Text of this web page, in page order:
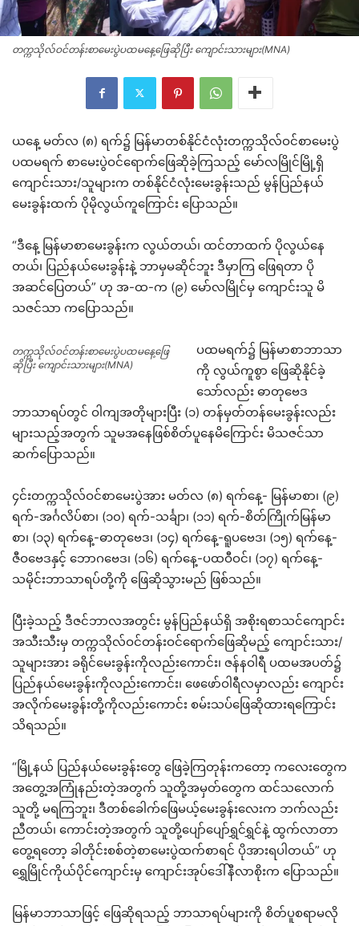
တက္ကသိုလ်ဝင်တန်းစာမေးပွဲပထမနေ့ဖြေဆိုပြီး ကျောင်းသားများ(MNA)
ယနေ့ မတ်လ (၈) ရက်၌ မြန်မာတစ်နိုင်ငံလုံးတက္ကသိုလ်ဝင်စာမေးပွဲ
ပထမရက် စာမေးပွဲဝင်ရောက်ဖြေဆိုခဲ့ကြသည့် မော်လမြိုင်မြို့ရှိ
ကျောင်းသား/သူများက တစ်နိုင်ငံလုံးမေးခွန်းသည် မွန်ပြည်နယ်
မေးခွန်းထက် ပိုမိုလွယ်ကူကြောင်း ပြောသည်။
“ဒီနေ့ မြန်မာစာမေးခွန်းက လွယ်တယ်၊ ထင်တာထက် ပိုလွယ်နေ
တယ်၊ ပြည်နယ်မေးခွန်းနဲ့ ဘာမှမဆိုင်ဘူး ဒီမှာကြ ဖြေရတာ ပို
အဆင်ပြေတယ်” ဟု အ-ထ-က (၉) မော်လမြိုင်မှ ကျောင်းသူ မိ
သဇင်သာ ကပြောသည်။
တက္ကသိုလ်ဝင်တန်းစာမေးပွဲပထမနေ့ဖြေ
ဆိုပြီး ကျောင်းသားများ(MNA)
ပထမရက်၌ မြန်မာစာဘာသာ
ကို လွယ်ကူစွာ ဖြေဆိုနိုင်ခဲ့
သော်လည်း ဓာတုဗေဒ
ဘာသာရပ်တွင် ဝါကျအတိုများပြီး (၁) တန်မှတ်တန်မေးခွန်းလည်း
များသည့်အတွက် သူမအနေဖြစ်စိတ်ပူနေမိကြောင်း မိသဇင်သာ
ဆက်ပြောသည်။
၄င်းတက္ကသိုလ်ဝင်စာမေးပွဲအား မတ်လ (၈) ရက်နေ့- မြန်မာစာ၊ (၉)
ရက်-အင်္ဂလိပ်စာ၊ (၁၀) ရက်-သင်္ချာ၊ (၁၁) ရက်-စိတ်ကြိုက်မြန်မာ
စာ၊ (၁၃) ရက်နေ့-ဓာတုဗေဒ၊ (၁၄) ရက်နေ့-ရူပဗေဒ၊ (၁၅) ရက်နေ့-
ဇီဝဗေဒနှင့် ဘောဂဗေဒ၊ (၁၆) ရက်နေ့-ပထဝီဝင်၊ (၁၇) ရက်နေ့-
သမိုင်းဘာသာရပ်တို့ကို ဖြေဆိုသွားမည် ဖြစ်သည်။
ပြီးခဲ့သည့် ဒီဇင်ဘာလအတွင်း မွန်ပြည်နယ်ရှိ အစိုးရစာသင်ကျောင်း
အသီးသီးမှ တက္ကသိုလ်ဝင်တန်းဝင်ရောက်ဖြေဆိုမည့် ကျောင်းသား/
သူများအား ခရိုင်မေးခွန်းကိုလည်းကောင်း၊ ဇန်နဝါရီ ပထမအပတ်၌
ပြည်နယ်မေးခွန်းကိုလည်းကောင်း၊ ဖေဖော်ဝါရီလမှာလည်း ကျောင်း
အလိုက်မေးခွန်းတို့ကိုလည်းကောင်း စမ်းသပ်ဖြေဆိုထားရကြောင်း
သိရသည်။
“မြို့နယ် ပြည်နယ်မေးခွန်းတွေ ဖြေခဲ့ကြတုန်းကတော့ ကလေးတွေက
အတွေ့အကြုံနည်းတဲ့အတွက် သူတို့အမှတ်တွေက ထင်သလောက်
သူတို့ မရကြဘူး၊ ဒီတစ်ခေါက်ဖြေမယ့်မေးခွန်းလေးက ဘက်လည်း
ညီတယ်၊ ကောင်းတဲ့အတွက် သူတို့ပျော်ပျော်ရွှင်ရွှင်နဲ့ ထွက်လာတာ
တွေ့ရတော့ ခါတိုင်းစစ်တဲ့စာမေးပွဲထက်စာရင် ပိုအားရပါတယ်” ဟု
ရွှေမြိုင်ကိုယ်ပိုင်ကျောင်းမှ ကျောင်းအုပ်ဒေါ်နီလာစိုးက ပြောသည်။
မြန်မာဘာသာဖြင့် ဖြေဆိုရသည့် ဘာသာရပ်များကို စိတ်ပူစရာမလို